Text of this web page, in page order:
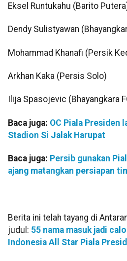
Eksel Runtukahu (Barito
Dendy Sulistyawan
Mohammad Khanafi (Persik
Arkhan Kaka (Persis Solo)
Ilija Spasojevic (Bhayangkara
Baca juga: OC Piala Presiden
Stadion Si Jalak Harupat
Baca juga: Persib gunakan
ajang matangkan persiapan
Berita ini telah tayang di
judul: 55 nama masuk jadi
Indonesia All Star Piala